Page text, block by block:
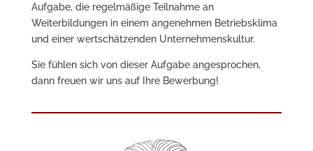
Aufgabe, die regelmäßige Teilnahme an
Weiterbildungen in einem angenehmen Betriebsklima
und einer wertschätzenden Unternehmenskultur.
Sie fühlen sich von dieser Aufgabe angesprochen,
dann freuen wir uns auf Ihre Bewerbung!